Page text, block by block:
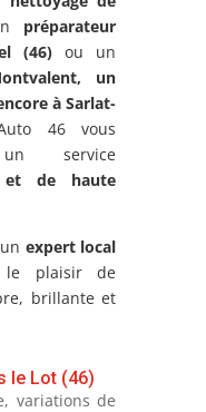
préparateur
(46) ou un
, un
àSarlat-
46 vous
service
et de haute
expert local
plaisir de
brillante et
le Lot (46)
variations de